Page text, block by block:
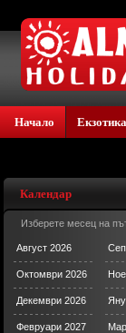
Начало Екзотика
Календар
Изберете месец на
Август 2026
Октомври 2026
Декември 2026
Февруари 2027